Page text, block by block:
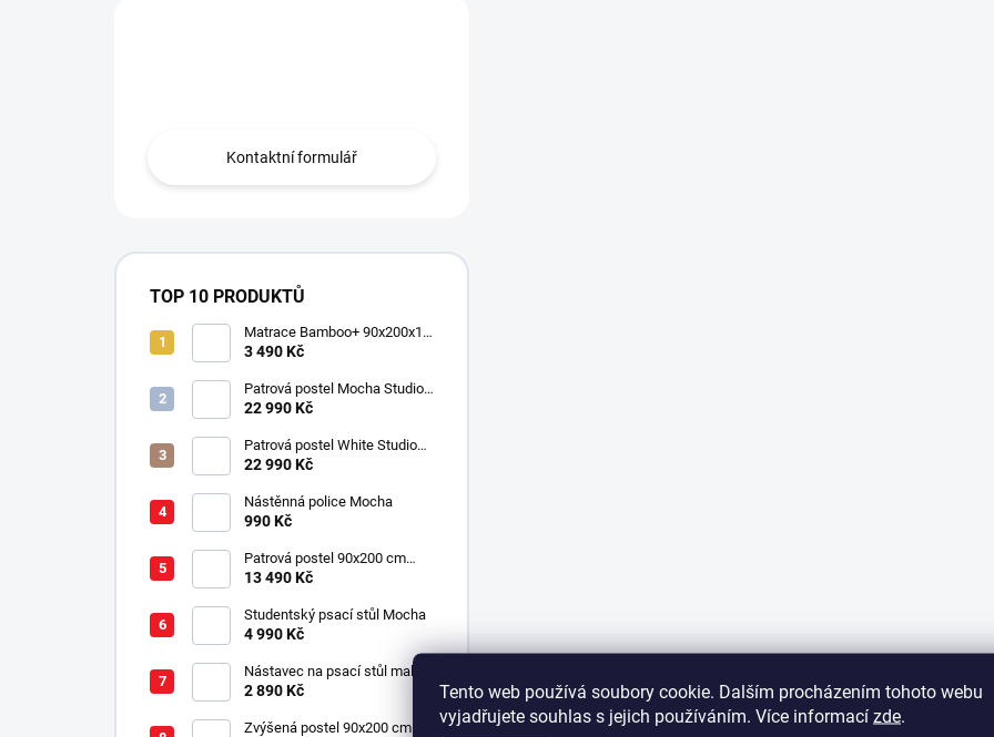
Tento web používá soubory cookie. Dalším procházením tohoto webu
vyjadřujete souhlas s jejich používáním. Více informací zde.
Kontaktní formulář
TOP 10 PRODUKTŮ
Matrace Bamboo+ 90x200x16
cm
3 490 Kč
Patrová postel Mocha Studio
pro 3 děti 90x200 cm s
22 990 Kč
Patrová postel White Studio
pro 3 děti 90x200 cm s
22 990 Kč
Nástěnná police Mocha
990 Kč
Patrová postel 90x200 cm
Mocha
13 490 Kč
Studentský psací stůl Mocha
4 990 Kč
Nástavec na psací stůl malý
Mocha
2 890 Kč
Zvýšená postel 90x200 cm se